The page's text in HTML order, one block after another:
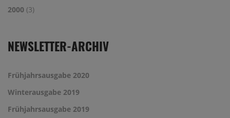
2000 (3)
NEWSLETTER-ARCHIV
Frühjahrsausgabe 2020
Winterausgabe 2019
Frühjahrsausgabe 2019